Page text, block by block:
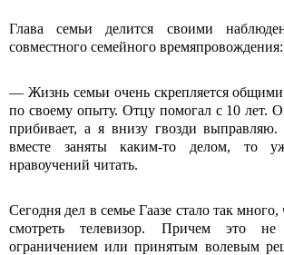
Глава семьи делится своими
совместного семейного времяпровождения:
― Жизнь семьи очень скрепляется
по своему опыту. Отцу помогал с 10 лет.
прибивает, а я внизу гвозди выправляю.
вместе заняты каким-то делом, то
нравоучений читать.
Сегодня дел в семье Гаазе стало так
смотреть телевизор. Причем это не
ограничением или принятым волевым